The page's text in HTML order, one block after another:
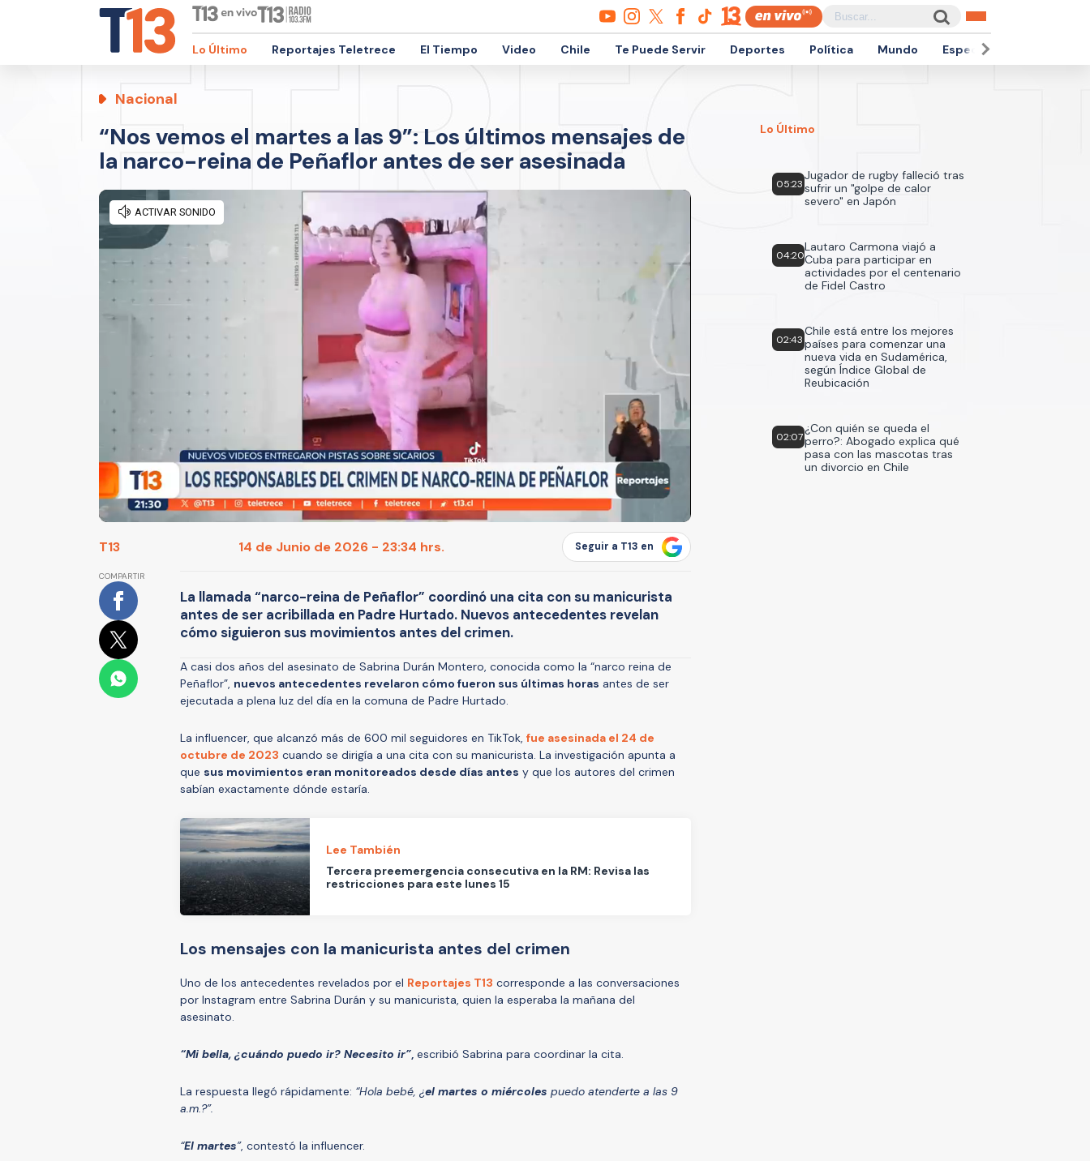
Lo Último Reportajes Teletrece El Tiempo Video Chile Te Puede Servir Deportes Política Mundo Espectáculos
Nacional
“Nos vemos el martes a las 9”: Los últimos mensajes de
la narco-reina de Peñaflor antes de ser asesinada
T13 14 de Junio de 2026 - 23:34 hrs. Seguir a T13 en
COMPARTIR
La llamada “narco-reina de Peñaflor” coordinó una cita con su manicurista
antes de ser acribillada en Padre Hurtado. Nuevos antecedentes revelan
cómo siguieron sus movimientos antes del crimen.
A casi dos años del asesinato de Sabrina Durán Montero, conocida como la “narco reina de
Peñaflor”, nuevos antecedentes revelaron cómo fueron sus últimas horas antes de ser
ejecutada a plena luz del día en la comuna de Padre Hurtado.
La influencer, que alcanzó más de 600 mil seguidores en TikTok, fue asesinada el 24 de
octubre de 2023 cuando se dirigía a una cita con su manicurista. La investigación apunta a
que sus movimientos eran monitoreados desde días antes y que los autores del crimen
sabían exactamente dónde estaría.
Lee También
Tercera preemergencia consecutiva en la RM: Revisa las
restricciones para este lunes 15
Los mensajes con la manicurista antes del crimen
Uno de los antecedentes revelados por el Reportajes T13 corresponde a las conversaciones
por Instagram entre Sabrina Durán y su manicurista, quien la esperaba la mañana del
asesinato.
“Mi bella, ¿cuándo puedo ir? Necesito ir”, escribió Sabrina para coordinar la cita.
La respuesta llegó rápidamente: “Hola bebé, ¿el martes o miércoles puedo atenderte a las 9
a.m.?”.
“El martes”, contestó la influencer.
Lo Último
05:23
Jugador de rugby falleció tras
sufrir un "golpe de calor
severo" en Japón
04:20
Lautaro Carmona viajó a
Cuba para participar en
actividades por el centenario
de Fidel Castro
02:43
Chile está entre los mejores
países para comenzar una
nueva vida en Sudamérica,
según Índice Global de
Reubicación
02:07
¿Con quién se queda el
perro?: Abogado explica qué
pasa con las mascotas tras
un divorcio en Chile